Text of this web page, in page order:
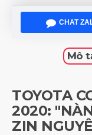
CHAT
Mô
TOYOTA
2020:
ZIN